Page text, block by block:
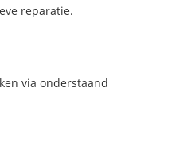
reparatie.
via onderstaand